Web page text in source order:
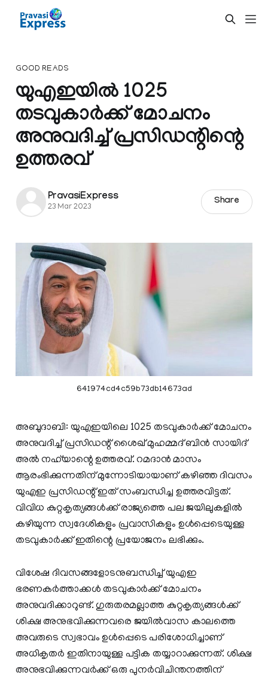
GOOD READS
യുഎഇയില്‍ 1025
തടവുകാര്‍ക്ക് മോചനം
അനുവദിച്ച് പ്രസിഡന്റിന്റെ
ഉത്തരവ്
PravasiExpress
23 Mar 2023
Share
641974cd4c59b73db14673ad
അബുദാബി: യുഎഇയിലെ 1025 തടവുകാര്‍ക്ക് മോചനം
അനുവദിച്ച് പ്രസിഡന്റ് ശൈഖ് മുഹമ്മദ് ബിന്‍ സായിദ്
അല്‍ നഹ്‍യാന്റെ ഉത്തരവ്. റമദാന്‍ മാസം
ആരംഭിക്കുന്നതിന് മുന്നോടിയായാണ് കഴിഞ്ഞ ദിവസം
യുഎഇ പ്രസിഡന്റ് ഇത് സംബന്ധിച്ച ഉത്തരവിട്ടത്.
വിവിധ കുറ്റകൃത്യങ്ങള്‍ക്ക് രാജ്യത്തെ പല ജയിലുകളില്‍
കഴിയുന്ന സ്വദേശികളും പ്രവാസികളും ഉള്‍പ്പെടെയുള്ള
തടവുകാര്‍ക്ക് ഇതിന്റെ പ്രയോജനം ലഭിക്കും.
വിശേഷ ദിവസങ്ങളോടനുബന്ധിച്ച് യുഎഇ
ഭരണകര്‍ത്താക്കള്‍ തടവുകാര്‍ക്ക് മോചനം
അനുവദിക്കാറുണ്ട്. ഗുരുതരമല്ലാത്ത കുറ്റകൃത്യങ്ങള്‍ക്ക്
ശിക്ഷ അനുഭവിക്കുന്നവരെ ജയില്‍വാസ കാലത്തെ
അവരുടെ സ്വഭാവം ഉള്‍പ്പെടെ പരിശോധിച്ചാണ്
അധികൃതര്‍ ഇതിനായുള്ള പട്ടിക തയ്യാറാക്കുന്നത്. ശിക്ഷ
അനുഭവിക്കുന്നവര്‍ക്ക് ഒരു പുനര്‍വിചിന്തനത്തിന്